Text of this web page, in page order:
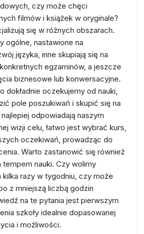
czy może chęci
filmów i książek w oryginale?
się w różnych obszarach.
ogólne, nastawione na
języka, inne skupiają się na
egzaminów, a jeszcze
biznesowe lub konwersacyjne.
dokładnie oczekujemy od nauki,
pole poszukiwań i skupić się na
odpowiadają naszym
wizji celu, łatwo jest wybrać kurs,
oczekiwań, prowadząc do
Warto zastanowić się również
nauki. Czy wolimy
kilka razy w tygodniu, czy może
z mniejszą liczbą godzin
na te pytania jest pierwszym
szkoły idealnie dopasowanej
i możliwości.